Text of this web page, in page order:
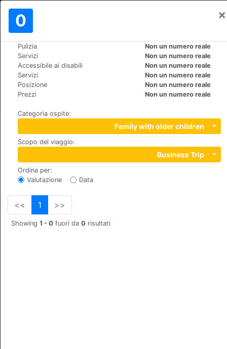
0 ×
Pulizia
Non un numero reale
Servizi
Non un numero reale
Accessibile ai disabili
Non un numero reale
Servizi
Non un numero reale
Posizione
Non un numero reale
Prezzi
Non un numero reale
Categoria ospite:
Family with older children
Scopo del viaggio:
Business Trip
Ordina per:
Valutazione
Data
<< 1 >>
Showing 1 - 0 fuori da 0 risultati
Mondo>
Hotel Olympia Valencia
+34 963033392
Maestro Serrano, 5, 46120